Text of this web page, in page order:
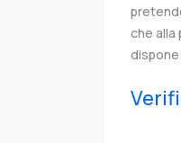
che alla
dispone